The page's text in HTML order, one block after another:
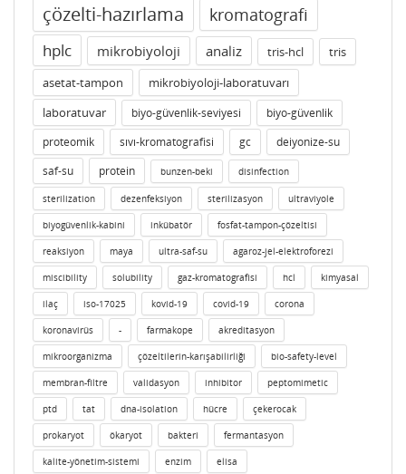
çözelti-hazırlama kromatografi
hplc mikrobiyoloji analiz tris-hcl
tris
asetat-tampon
mikrobiyoloji-laboratuvarı
laboratuvar
biyo-güvenlik-seviyesi
biyo-güvenlik
proteomik
sıvı-kromatografisi gc
deiyonize-su
saf-su
protein bunzen-beki disinfection
sterilization dezenfeksiyon sterilizasyon ultraviyole
biyogüvenlik-kabini inkübatör fosfat-tampon-çözeltisi
reaksiyon maya ultra-saf-su agaroz-jel-elektroforezi
miscibility solubility gaz-kromatografisi hcl kimyasal
ilaç iso-17025 kovid-19 covid-19 corona
koronavirüs - farmakope akreditasyon
mikroorganizma çözeltilerin-karışabilirliği bio-safety-level
membran-filtre validasyon inhibitor peptomimetic
ptd tat dna-isolation hücre çekerocak
prokaryot ökaryot bakteri fermantasyon
kalite-yönetim-sistemi enzim elisa